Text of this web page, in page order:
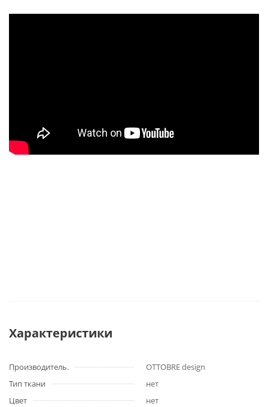
Характеристики
Производитель.
OTTOBRE design
Тип ткани
нет
Цвет
нет